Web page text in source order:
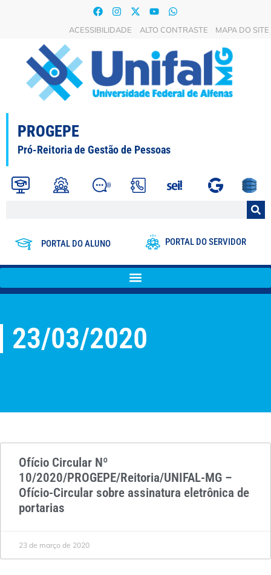
ACESSIBILIDADE ALTO CONTRASTE MAPA DO SITE
PROGEPE
Pró-Reitoria de Gestão de Pessoas
PORTAL DO ALUNO PORTAL DO SERVIDOR
23/03/2020
Ofício Circular Nº
10/2020/PROGEPE/Reitoria/UNIFAL-MG –
Ofício-Circular sobre assinatura eletrônica de
portarias
23 de março de 2020